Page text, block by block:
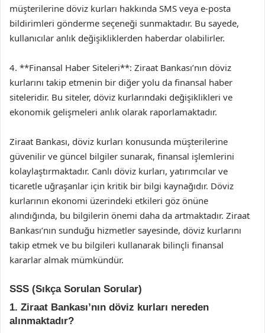
müşterilerine döviz kurları hakkında SMS veya e-posta
bildirimleri gönderme seçeneği sunmaktadır. Bu sayede,
kullanıcılar anlık değişikliklerden haberdar olabilirler.
4. **Finansal Haber Siteleri**: Ziraat Bankası’nın döviz
kurlarını takip etmenin bir diğer yolu da finansal haber
siteleridir. Bu siteler, döviz kurlarındaki değişiklikleri ve
ekonomik gelişmeleri anlık olarak raporlamaktadır.
Ziraat Bankası, döviz kurları konusunda müşterilerine
güvenilir ve güncel bilgiler sunarak, finansal işlemlerini
kolaylaştırmaktadır. Canlı döviz kurları, yatırımcılar ve
ticaretle uğraşanlar için kritik bir bilgi kaynağıdır. Döviz
kurlarının ekonomi üzerindeki etkileri göz önüne
alındığında, bu bilgilerin önemi daha da artmaktadır. Ziraat
Bankası’nın sunduğu hizmetler sayesinde, döviz kurlarını
takip etmek ve bu bilgileri kullanarak bilinçli finansal
kararlar almak mümkündür.
SSS (Sıkça Sorulan Sorular)
1. Ziraat Bankası’nın döviz kurları nereden
alınmaktadır?